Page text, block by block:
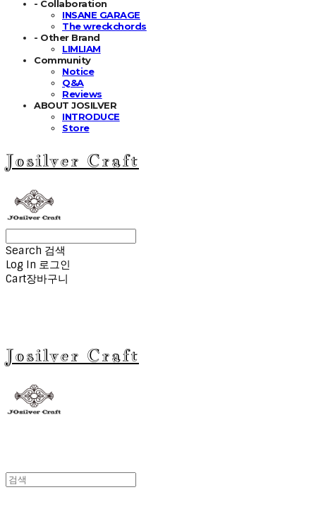
- Collaboration
INSANE GARAGE
The wreckchords
- Other Brand
LIMLIAM
Community
Notice
Q&A
Reviews
ABOUT JOSILVER
INTRODUCE
Store
Josilver Craft
Search 검색
Log In 로그인
Cart장바구니
Josilver Craft